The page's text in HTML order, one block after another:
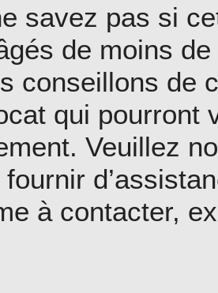
savez pas si
de moins
conseillons de
qui pourront
Veuillez
à contacter,